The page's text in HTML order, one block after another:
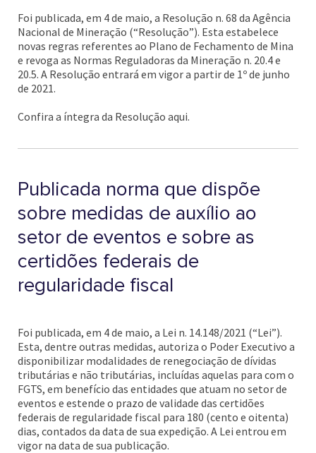
Foi publicada, em 4 de maio, a Resolução n. 68 da Agência
Nacional de Mineração (“Resolução”). Esta estabelece
novas regras referentes ao Plano de Fechamento de Mina
e revoga as Normas Reguladoras da Mineração n. 20.4 e
20.5. A Resolução entrará em vigor a partir de 1º de junho
de 2021.
Confira a íntegra da Resolução aqui.
Publicada norma que dispõe
sobre medidas de auxílio ao
setor de eventos e sobre as
certidões federais de
regularidade fiscal
Foi publicada, em 4 de maio, a Lei n. 14.148/2021 (“Lei”).
Esta, dentre outras medidas, autoriza o Poder Executivo a
disponibilizar modalidades de renegociação de dívidas
tributárias e não tributárias, incluídas aquelas para com o
FGTS, em benefício das entidades que atuam no setor de
eventos e estende o prazo de validade das certidões
federais de regularidade fiscal para 180 (cento e oitenta)
dias, contados da data de sua expedição. A Lei entrou em
vigor na data de sua publicação.